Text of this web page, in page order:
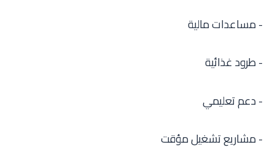
- مساعدات مالية
- طرود غذائية
- دعم تعليمي
- مشاريع تشغيل مؤقت